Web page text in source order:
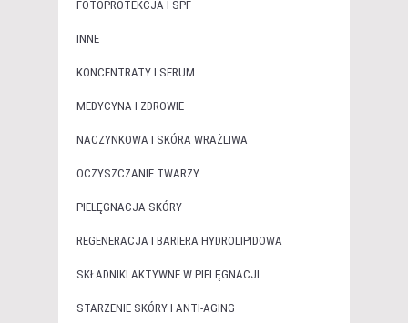
FOTOPROTEKCJA I SPF
INNE
KONCENTRATY I SERUM
MEDYCYNA I ZDROWIE
NACZYNKOWA I SKÓRA WRAŻLIWA
OCZYSZCZANIE TWARZY
PIELĘGNACJA SKÓRY
REGENERACJA I BARIERA HYDROLIPIDOWA
SKŁADNIKI AKTYWNE W PIELĘGNACJI
STARZENIE SKÓRY I ANTI-AGING